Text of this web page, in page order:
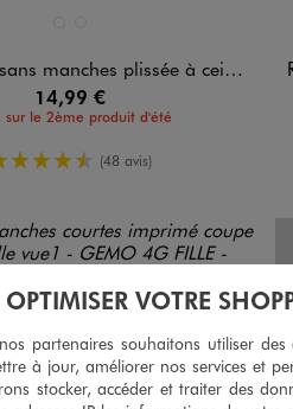
manches plissée à ceinture fille
14,99 €
sur le 2ème produit d'été
4.5/5 de moyenne
(48 avis)
OPTIMISER VOTRE
partenaires souhaitons utiliser
à jour, améliorer nos services et
stocker, accéder et traiter des